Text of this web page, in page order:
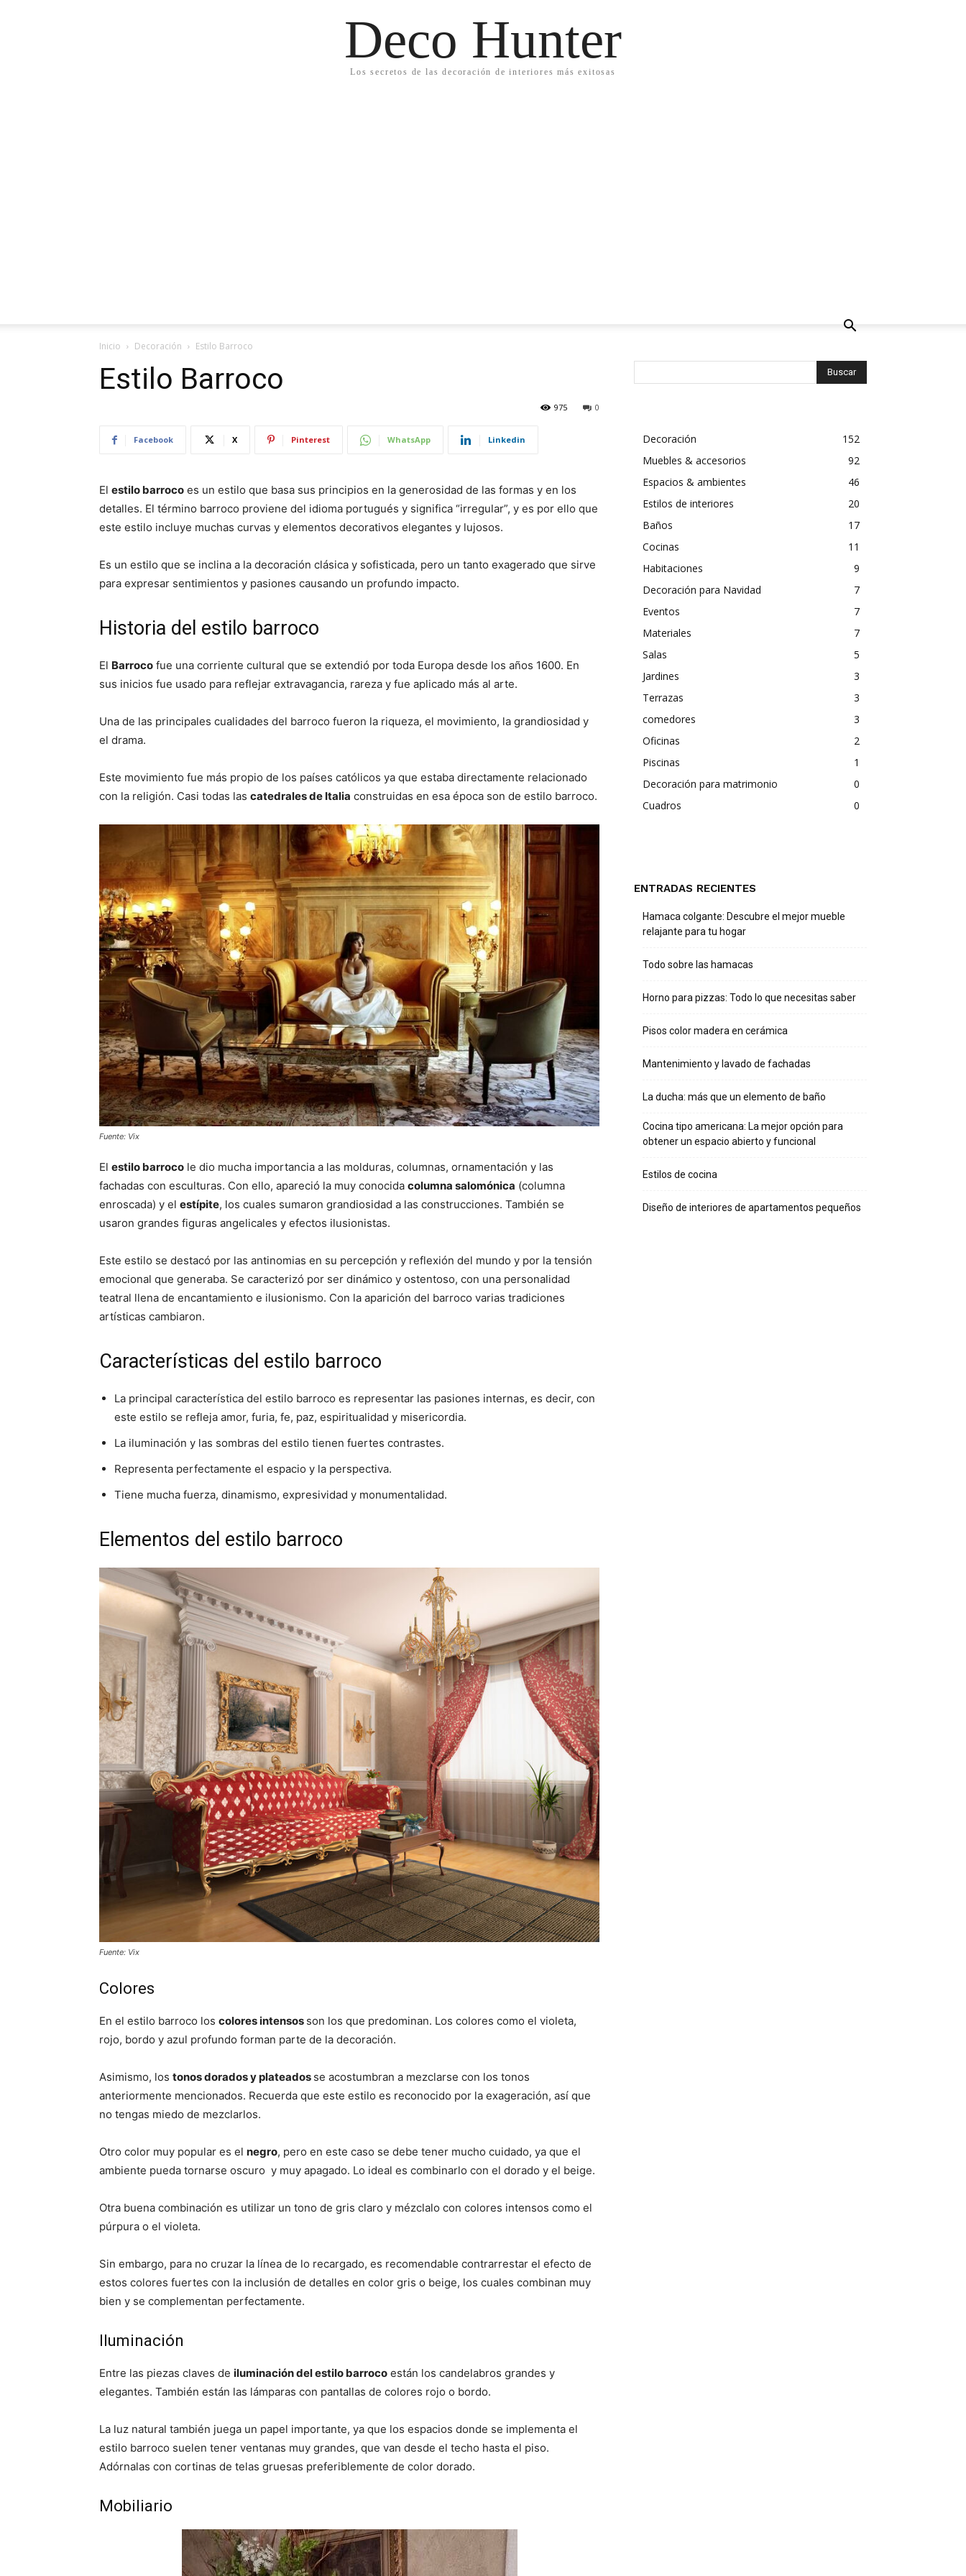
Deco Hunter
Los secretos de las decoración de interiores más exitosas
Inicio Decoración Estilo Barroco
Estilo Barroco
0
975
Facebook X Pinterest WhatsApp Linkedin
El estilo barroco es un estilo que basa sus principios en la generosidad de las formas y en los
detalles. El término barroco proviene del idioma portugués y significa “irregular”, y es por ello que
este estilo incluye muchas curvas y elementos decorativos elegantes y lujosos.
Es un estilo que se inclina a la decoración clásica y sofisticada, pero un tanto exagerado que sirve
para expresar sentimientos y pasiones causando un profundo impacto.
Historia del estilo barroco
El Barroco fue una corriente cultural que se extendió por toda Europa desde los años 1600. En
sus inicios fue usado para reflejar extravagancia, rareza y fue aplicado más al arte.
Una de las principales cualidades del barroco fueron la riqueza, el movimiento, la grandiosidad y
el drama.
Este movimiento fue más propio de los países católicos ya que estaba directamente relacionado
con la religión. Casi todas las catedrales de Italia construidas en esa época son de estilo barroco.
Fuente: Vix
El estilo barroco le dio mucha importancia a las molduras, columnas, ornamentación y las
fachadas con esculturas. Con ello, apareció la muy conocida columna salomónica (columna
enroscada) y el estípite, los cuales sumaron grandiosidad a las construcciones. También se
usaron grandes figuras angelicales y efectos ilusionistas.
Este estilo se destacó por las antinomias en su percepción y reflexión del mundo y por la tensión
emocional que generaba. Se caracterizó por ser dinámico y ostentoso, con una personalidad
teatral llena de encantamiento e ilusionismo. Con la aparición del barroco varias tradiciones
artísticas cambiaron.
Características del estilo barroco
La principal característica del estilo barroco es representar las pasiones internas, es decir, con
este estilo se refleja amor, furia, fe, paz, espiritualidad y misericordia.
La iluminación y las sombras del estilo tienen fuertes contrastes.
Representa perfectamente el espacio y la perspectiva.
Tiene mucha fuerza, dinamismo, expresividad y monumentalidad.
Elementos del estilo barroco
Fuente: Vix
Colores
En el estilo barroco los colores intensos son los que predominan. Los colores como el violeta,
rojo, bordo y azul profundo forman parte de la decoración.
Asimismo, los tonos dorados y plateados se acostumbran a mezclarse con los tonos
anteriormente mencionados. Recuerda que este estilo es reconocido por la exageración, así que
no tengas miedo de mezclarlos.
Otro color muy popular es el negro, pero en este caso se debe tener mucho cuidado, ya que el
ambiente pueda tornarse oscuro y muy apagado. Lo ideal es combinarlo con el dorado y el beige.
Otra buena combinación es utilizar un tono de gris claro y mézclalo con colores intensos como el
púrpura o el violeta.
Sin embargo, para no cruzar la línea de lo recargado, es recomendable contrarrestar el efecto de
estos colores fuertes con la inclusión de detalles en color gris o beige, los cuales combinan muy
bien y se complementan perfectamente.
Iluminación
Entre las piezas claves de iluminación del estilo barroco están los candelabros grandes y
elegantes. También están las lámparas con pantallas de colores rojo o bordo.
La luz natural también juega un papel importante, ya que los espacios donde se implementa el
estilo barroco suelen tener ventanas muy grandes, que van desde el techo hasta el piso.
Adórnalas con cortinas de telas gruesas preferiblemente de color dorado.
Mobiliario
Decoración
152
Muebles & accesorios
92
Espacios & ambientes
46
Estilos de interiores
20
Baños
17
Cocinas
11
Habitaciones
9
Decoración para Navidad
7
Eventos
7
Materiales
7
Salas
5
Jardines
3
Terrazas
3
comedores
3
Oficinas
2
Piscinas
1
Decoración para matrimonio
0
Cuadros
0
ENTRADAS RECIENTES
Hamaca colgante: Descubre el mejor mueble
relajante para tu hogar
Todo sobre las hamacas
Horno para pizzas: Todo lo que necesitas saber
Pisos color madera en cerámica
Mantenimiento y lavado de fachadas
La ducha: más que un elemento de baño
Cocina tipo americana: La mejor opción para
obtener un espacio abierto y funcional
Estilos de cocina
Diseño de interiores de apartamentos pequeños